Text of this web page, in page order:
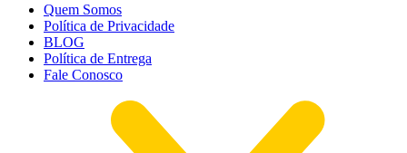
Quem Somos
Política de Privacidade
BLOG
Política de Entrega
Fale Conosco